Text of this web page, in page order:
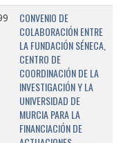
CONVENIO DE
COLABORACIÓN ENTRE
LA FUNDACIÓN SÉNECA,
CENTRO DE
COORDINACIÓN DE LA
INVESTIGACIÓN Y LA
UNIVERSIDAD DE
MURCIA PARA LA
FINANCIACIÓN DE